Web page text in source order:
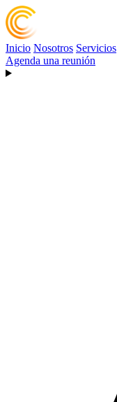
Inicio Nosotros Servicios
Agenda una reunión